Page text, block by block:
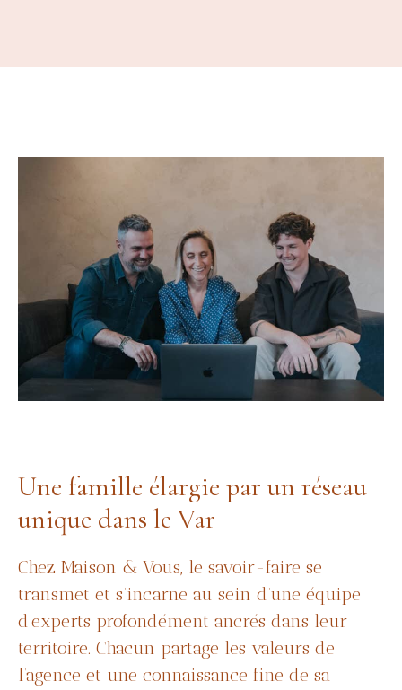
Une famille élargie par un réseau
unique dans le Var
Chez Maison & Vous, le savoir-faire se
transmet et s’incarne au sein d’une équipe
d’experts profondément ancrés dans leur
territoire. Chacun partage les valeurs de
l’agence et une connaissance fine de sa